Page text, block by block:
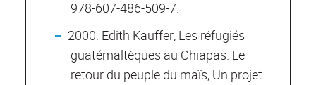
978-607-486-509-7.
2000: Edith Kauffer, Les réfugiés
guatémaltèques au Chiapas. Le
retour du peuple du maïs, Un projet